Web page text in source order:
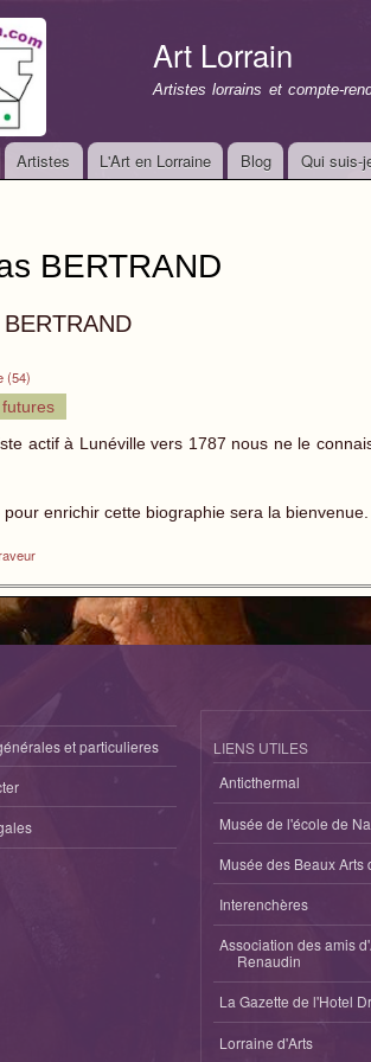
Art Lorrain
Artistes lorrains et compte-
Artistes L'Art en Lorraine Blog Qui suis-
BERTRAND
(54)
actif à Lunéville vers 1787 nous ne le
pour enrichir cette biographie sera la bienvenue.
et particulieres
LIENS UTILES
Anticthermal
Musée de l'école de
Musée des Beaux Arts
Interenchères
Association des amis
Renaudin
La Gazette de l'Hotel
Lorraine d'Arts